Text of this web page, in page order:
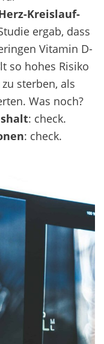
Kreislauf-
ergab, dass
Vitamin D-
so hohes Risiko
sterben, als
. Was noch?
: check.
: check.